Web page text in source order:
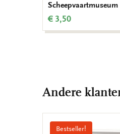
Scheepvaartmuseum
€ 3,50
Andere
Bestseller!